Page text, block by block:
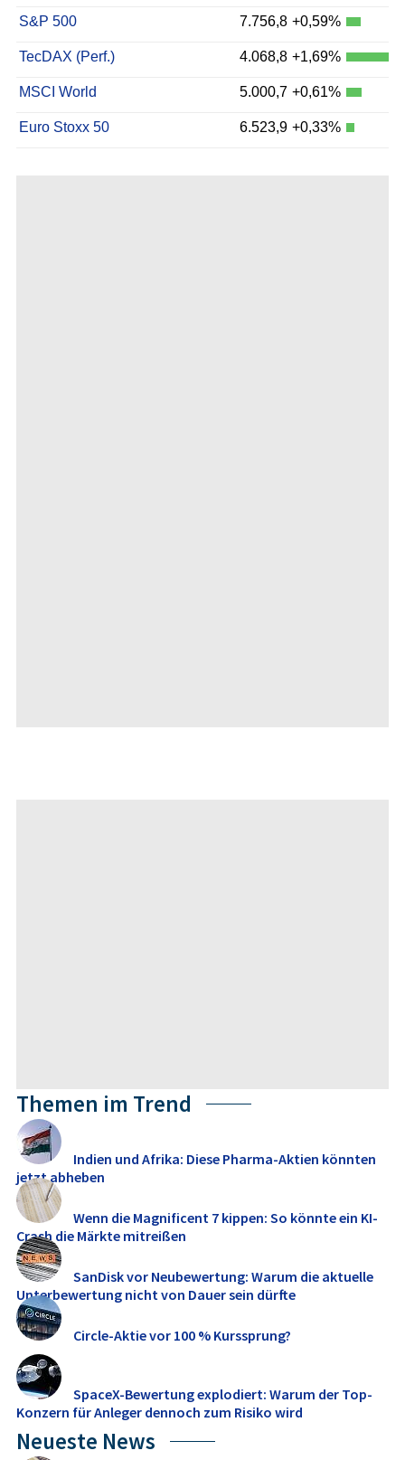
S&P 500 7.756,8 +0,59%
TecDAX (Perf.) 4.068,8 +1,69%
MSCI World 5.000,7 +0,61%
Euro Stoxx 50 6.523,9 +0,33%
Themen im Trend
Indien und Afrika: Diese Pharma-Aktien könnten
jetzt abheben
Wenn die Magnificent 7 kippen: So könnte ein KI-
Crash die Märkte mitreißen
SanDisk vor Neubewertung: Warum die aktuelle
Unterbewertung nicht von Dauer sein dürfte
Circle-Aktie vor 100 % Kurssprung?
SpaceX-Bewertung explodiert: Warum der Top-
Konzern für Anleger dennoch zum Risiko wird
Neueste News